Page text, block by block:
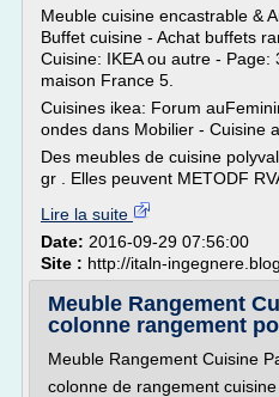
Meuble cuisine encastrable &
Buffet cuisine - Achat buffets
Cuisine: IKEA ou autre - Page:
maison France 5.
Cuisines ikea: Forum
ondes dans Mobilier - Cuisine
Des meubles de cuisine
gr . Elles peuvent METODF
Lire la suite
Date: 2016-09-29 07:56:00
Site : http://italn-
Meuble Rangement
colonne rangement
Meuble Rangement Cuisine
colonne de rangement